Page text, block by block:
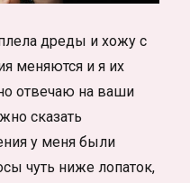
дреды и хожу с
меняются и я их
отвечаю на ваши
сказать
у меня были
чуть ниже лопаток,